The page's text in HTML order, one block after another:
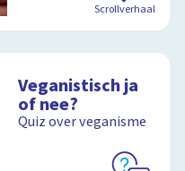
Scrollverhaal
Veganistisch ja
of nee?
Quiz over veganisme